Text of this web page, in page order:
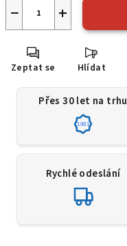
+
−
Zeptat se Hlídat
Přes 30 let na trhu
1991
Rychlé odeslání